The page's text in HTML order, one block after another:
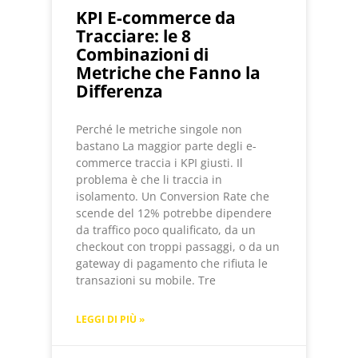
KPI E-commerce da
Tracciare: le 8
Combinazioni di
Metriche che Fanno la
Differenza
Perché le metriche singole non
bastano La maggior parte degli e-
commerce traccia i KPI giusti. Il
problema è che li traccia in
isolamento. Un Conversion Rate che
scende del 12% potrebbe dipendere
da traffico poco qualificato, da un
checkout con troppi passaggi, o da un
gateway di pagamento che rifiuta le
transazioni su mobile. Tre
LEGGI DI PIÙ »